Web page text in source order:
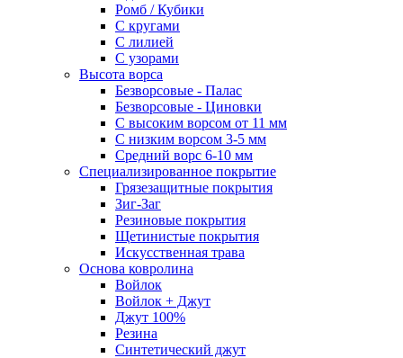
Ромб / Кубики
С кругами
С лилией
С узорами
Высота ворса
Безворсовые - Палас
Безворсовые - Циновки
С высоким ворсом от 11 мм
С низким ворсом 3-5 мм
Средний ворс 6-10 мм
Специализированное покрытие
Грязезащитные покрытия
Зиг-Заг
Резиновые покрытия
Щетинистые покрытия
Искусственная трава
Основа ковролина
Войлок
Войлок + Джут
Джут 100%
Резина
Синтетический джут